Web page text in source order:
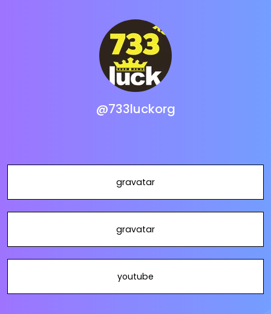
@733luckorg
gravatar
gravatar
youtube